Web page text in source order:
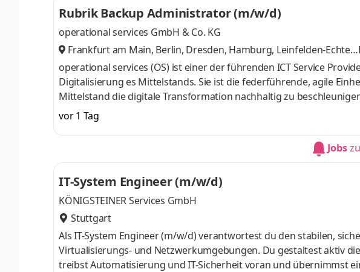
Rubrik Backup Administrator (m/w/d)
operational services GmbH & Co. KG
Frankfurt am Main, Berlin, Dresden, Hamburg, Leinfelden-Echter
dingen, München, Nürnberg,
operational services (OS) ist einer der führenden ICT Service
Digitalisierung es Mittelstands. Sie ist die federführende, agile
Mittelstand die digitale Transformation nachhaltig zu
Mitarbeitenden entwickelt und betreibt sie modernste
Plattformen, sichert den langfristigen 24/7 Systemsupport und die
STELLENKENNZIFFER: 992026047MAX Aufgaben
Umgebungen mit dem Schwerpunkt auf Rubrik Security Cloud Ad
vor 1 Tag
Jobs
IT-System Engineer (m/w/d)
KÖNIGSTEINER Services GmbH
Stuttgart
Als IT-System Engineer (m/w/d) verantwortest du den stabilen,
Virtualisierungs- und Netzwerkumgebungen. Du gestaltest aktiv
treibst Automatisierung und IT-Sicherheit voran und übernimmst